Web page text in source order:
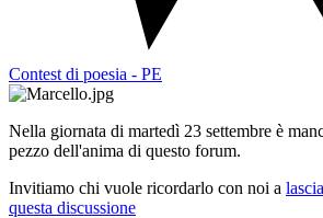
Contest di poesia - PE
Nella giornata di martedì 23 settembre è
pezzo dell'anima di questo forum.
Invitiamo chi vuole ricordarlo con noi a
questa discussione